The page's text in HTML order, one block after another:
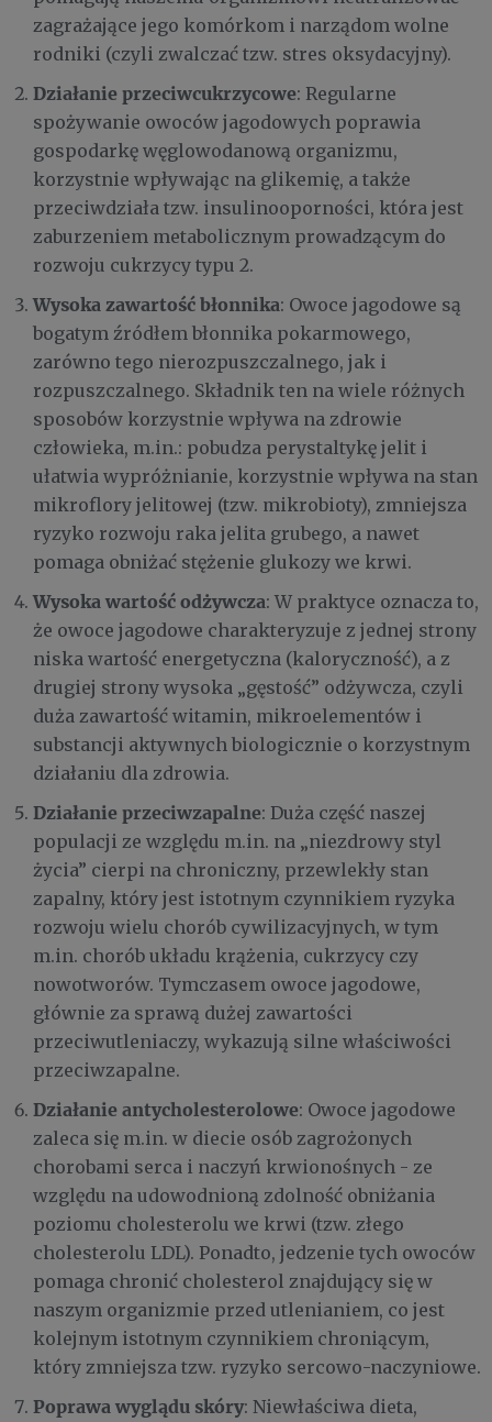
zagrażające jego komórkom i narządom wolne
rodniki (czyli zwalczać tzw. stres oksydacyjny).
Działanie przeciwcukrzycowe: Regularne
spożywanie owoców jagodowych poprawia
gospodarkę węglowodanową organizmu,
korzystnie wpływając na glikemię, a także
przeciwdziała tzw. insulinooporności, która jest
zaburzeniem metabolicznym prowadzącym do
rozwoju cukrzycy typu 2.
Wysoka zawartość błonnika: Owoce jagodowe są
bogatym źródłem błonnika pokarmowego,
zarówno tego nierozpuszczalnego, jak i
rozpuszczalnego. Składnik ten na wiele różnych
sposobów korzystnie wpływa na zdrowie
człowieka, m.in.: pobudza perystaltykę jelit i
ułatwia wypróżnianie, korzystnie wpływa na stan
mikroflory jelitowej (tzw. mikrobioty), zmniejsza
ryzyko rozwoju raka jelita grubego, a nawet
pomaga obniżać stężenie glukozy we krwi.
Wysoka wartość odżywcza: W praktyce oznacza to,
że owoce jagodowe charakteryzuje z jednej strony
niska wartość energetyczna (kaloryczność), a z
drugiej strony wysoka „gęstość” odżywcza, czyli
duża zawartość witamin, mikroelementów i
substancji aktywnych biologicznie o korzystnym
działaniu dla zdrowia.
Działanie przeciwzapalne: Duża część naszej
populacji ze względu m.in. na „niezdrowy styl
życia” cierpi na chroniczny, przewlekły stan
zapalny, który jest istotnym czynnikiem ryzyka
rozwoju wielu chorób cywilizacyjnych, w tym
m.in. chorób układu krążenia, cukrzycy czy
nowotworów. Tymczasem owoce jagodowe,
głównie za sprawą dużej zawartości
przeciwutleniaczy, wykazują silne właściwości
przeciwzapalne.
Działanie antycholesterolowe: Owoce jagodowe
zaleca się m.in. w diecie osób zagrożonych
chorobami serca i naczyń krwionośnych - ze
względu na udowodnioną zdolność obniżania
poziomu cholesterolu we krwi (tzw. złego
cholesterolu LDL). Ponadto, jedzenie tych owoców
pomaga chronić cholesterol znajdujący się w
naszym organizmie przed utlenianiem, co jest
kolejnym istotnym czynnikiem chroniącym,
który zmniejsza tzw. ryzyko sercowo-naczyniowe.
Poprawa wyglądu skóry: Niewłaściwa dieta,